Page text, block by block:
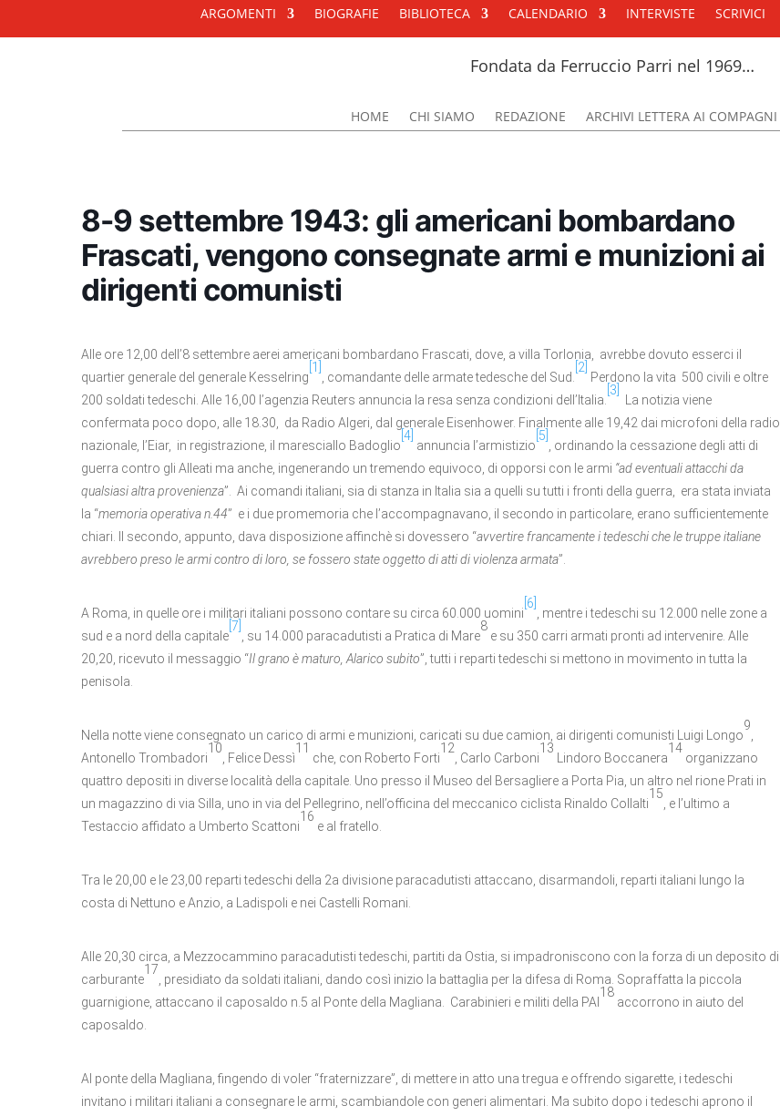
ARGOMENTI BIOGRAFIE BIBLIOTECA CALENDARIO INTERVISTE SCRIVICI
Fondata da Ferruccio Parri nel 1969…
HOME CHI SIAMO REDAZIONE ARCHIVI LETTERA AI COMPAGNI
8-9 settembre 1943: gli americani bombardano
Frascati, vengono consegnate armi e munizioni ai
dirigenti comunisti
Alle ore 12,00 dell’8 settembre aerei americani bombardano Frascati, dove, a villa Torlonia, avrebbe dovuto esserci il
quartier generale del generale Kesselring
[1]
, comandante delle armate tedesche del Sud.
[2]
Perdono la vita 500 civili e oltre
200 soldati tedeschi. Alle 16,00 l’agenzia Reuters annuncia la resa senza condizioni dell’Italia.
[3]
La notizia viene
confermata poco dopo, alle 18.30, da Radio Algeri, dal generale Eisenhower. Finalmente alle 19,42 dai microfoni della radio
nazionale, l’Eiar, in registrazione, il maresciallo Badoglio
[4]
annuncia l’armistizio
[5]
, ordinando la cessazione degli atti di
guerra contro gli Alleati ma anche, ingenerando un tremendo equivoco, di opporsi con le armi “ad eventuali attacchi da
qualsiasi altra provenienza”. Ai comandi italiani, sia di stanza in Italia sia a quelli su tutti i fronti della guerra, era stata inviata
la “memoria operativa n.44” e i due promemoria che l’accompagnavano, il secondo in particolare, erano sufficientemente
chiari. Il secondo, appunto, dava disposizione affinchè si dovessero “avvertire francamente i tedeschi che le truppe italiane
avrebbero preso le armi contro di loro, se fossero state oggetto di atti di violenza armata”.
A Roma, in quelle ore i militari italiani possono contare su circa 60.000 uomini
[6]
, mentre i tedeschi su 12.000 nelle zone a
sud e a nord della capitale
[7]
, su 14.000 paracadutisti a Pratica di Mare
8
e su 350 carri armati pronti ad intervenire. Alle
20,20, ricevuto il messaggio “Il grano è maturo, Alarico subito”, tutti i reparti tedeschi si mettono in movimento in tutta la
penisola.
Nella notte viene consegnato un carico di armi e munizioni, caricati su due camion, ai dirigenti comunisti Luigi Longo
9
Antonello Trombadori
10
, Felice Dessì
11
che, con Roberto Forti
12
, Carlo Carboni
13
Lindoro Boccanera
14
organizzano
quattro depositi in diverse località della capitale. Uno presso il Museo del Bersagliere a Porta Pia, un altro nel rione Prati in
un magazzino di via Silla, uno in via del Pellegrino, nell’officina del meccanico ciclista Rinaldo Collalti
15
, e l’ultimo a
Testaccio affidato a Umberto Scattoni
16
e al fratello.
Tra le 20,00 e le 23,00 reparti tedeschi della 2a divisione paracadutisti attaccano, disarmandoli, reparti italiani lungo la
costa di Nettuno e Anzio, a Ladispoli e nei Castelli Romani.
Alle 20,30 circa, a Mezzocammino paracadutisti tedeschi, partiti da Ostia, si impadroniscono con la forza di un deposito di
carburante
17
, presidiato da soldati italiani, dando così inizio la battaglia per la difesa di Roma. Sopraffatta la piccola
guarnigione, attaccano il caposaldo n.5 al Ponte della Magliana. Carabinieri e militi della PAI
18
accorrono in aiuto del
caposaldo.
Al ponte della Magliana, fingendo di voler “fraternizzare”, di mettere in atto una tregua e offrendo sigarette, i tedeschi
invitano i militari italiani a consegnare le armi, scambiandole con generi alimentari. Ma subito dopo i tedeschi aprono il